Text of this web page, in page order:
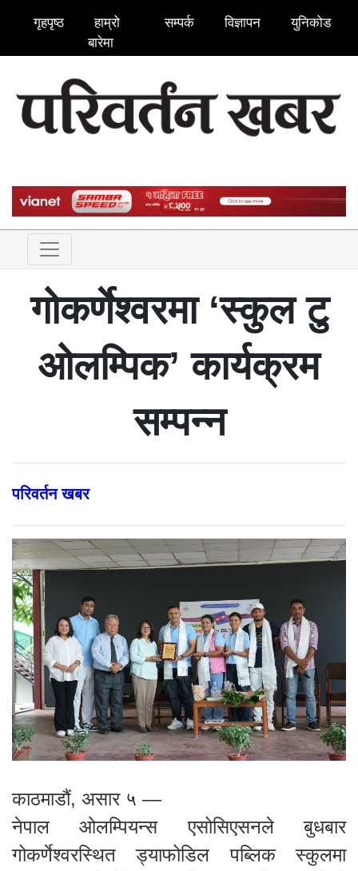
गृहपृष्ठ
हाम्रो
बारेमा
सम्पर्क विज्ञापन युनिकोड
गोकर्णेश्वरमा ‘स्कुल टु
ओलम्पिक’ कार्यक्रम
सम्पन्न
परिवर्तन खबर
काठमाडौं, असार ५ —
नेपाल ओलम्पियन्स एसोसिएसनले बुधबार
गोकर्णेश्वरस्थित ड्याफोडिल पब्लिक स्कुलमा